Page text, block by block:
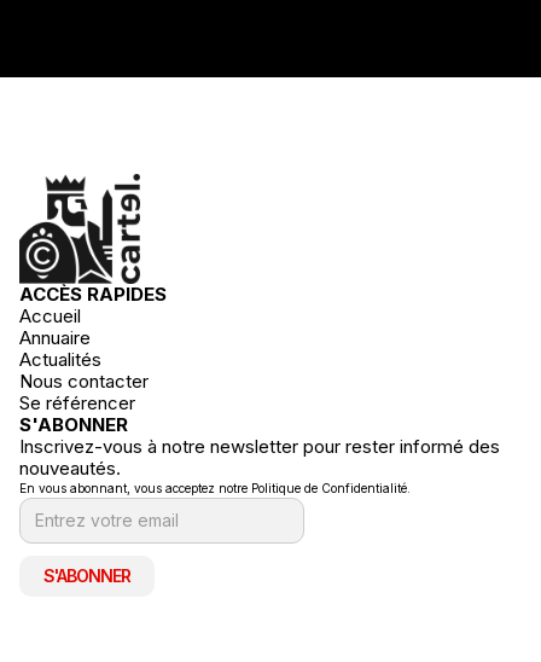
ACCÈS RAPIDES
Accueil
Annuaire
Actualités
Nous contacter
Se référencer
S'ABONNER
Inscrivez-vous à notre newsletter pour rester informé des
nouveautés.
En vous abonnant, vous acceptez notre Politique de Confidentialité.